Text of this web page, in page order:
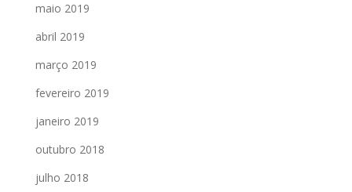
maio 2019
abril 2019
março 2019
fevereiro 2019
janeiro 2019
outubro 2018
julho 2018